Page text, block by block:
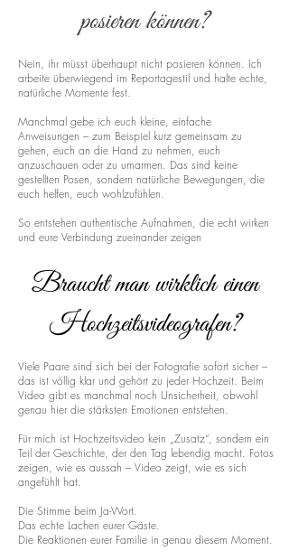
posieren können?
Nein, ihr müsst überhaupt nicht posieren können. Ich
arbeite überwiegend im Reportagestil und halte echte,
natürliche Momente fest.
Manchmal gebe ich euch kleine, einfache
Anweisungen – zum Beispiel kurz gemeinsam zu
gehen, euch an die Hand zu nehmen, euch
anzuschauen oder zu umarmen. Das sind keine
gestellten Posen, sondern natürliche Bewegungen, die
euch helfen, euch wohlzufühlen.
So entstehen authentische Aufnahmen, die echt wirken
und eure Verbindung zueinander zeigen
Braucht man wirklich einen
Hochzeitsvideografen?
Viele Paare sind sich bei der Fotografie sofort sicher –
das ist völlig klar und gehört zu jeder Hochzeit. Beim
Video gibt es manchmal noch Unsicherheit, obwohl
genau hier die stärksten Emotionen entstehen.
Für mich ist Hochzeitsvideo kein „Zusatz“, sondern ein
Teil der Geschichte, der den Tag lebendig macht. Fotos
zeigen, wie es aussah – Video zeigt, wie es sich
angefühlt hat.
Die Stimme beim Ja-Wort.
Das echte Lachen eurer Gäste.
Die Reaktionen eurer Familie in genau diesem Moment.